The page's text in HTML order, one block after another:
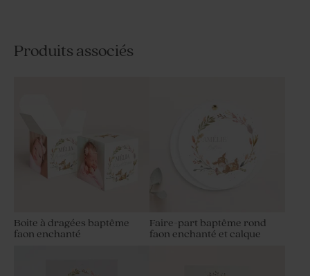
Produits associés
Boite à dragées baptême
faon enchanté
Faire-part baptême rond
faon enchanté et calque